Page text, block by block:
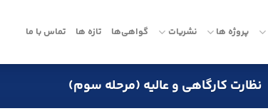
پروژه ها نشریات گواهی‌ها تازه ها تماس با ما
نظارت كارگاهی و عالیه (مرحله سوم)